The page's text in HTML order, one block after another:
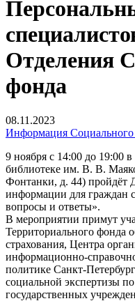
Отделения
фонда
08.11.2023
Информация Социального
9 ноября с 14:00 до 19:00
библиотеке им. В. В.
Фонтанки, д. 44) пройдёт
информации для граждан
вопросы и ответы».
В мероприятии примут
Территориального фонда
страхования, Центра
информационно-
политике Санкт-
социальной экспертизы
государственных